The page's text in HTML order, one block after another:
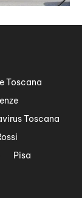
Toscana
Toscana
Pisa